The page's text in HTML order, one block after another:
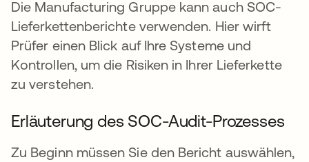
Die Manufacturing Gruppe kann auch SOC-
Lieferkettenberichte verwenden. Hier wirft
Prüfer einen Blick auf Ihre Systeme und
Kontrollen, um die Risiken in Ihrer Lieferkette
zu verstehen.
Erläuterung des SOC-Audit-Prozesses
Zu Beginn müssen Sie den Bericht auswählen,